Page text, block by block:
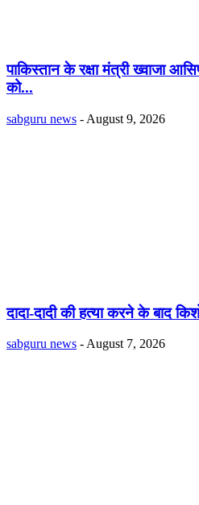
पाकिस्तान के रक्षा मंत्री ख्वाजा
को...
sabguru news - August 9, 2026
दादा-दादी की हत्या करने के बाद
sabguru news - August 7, 2026